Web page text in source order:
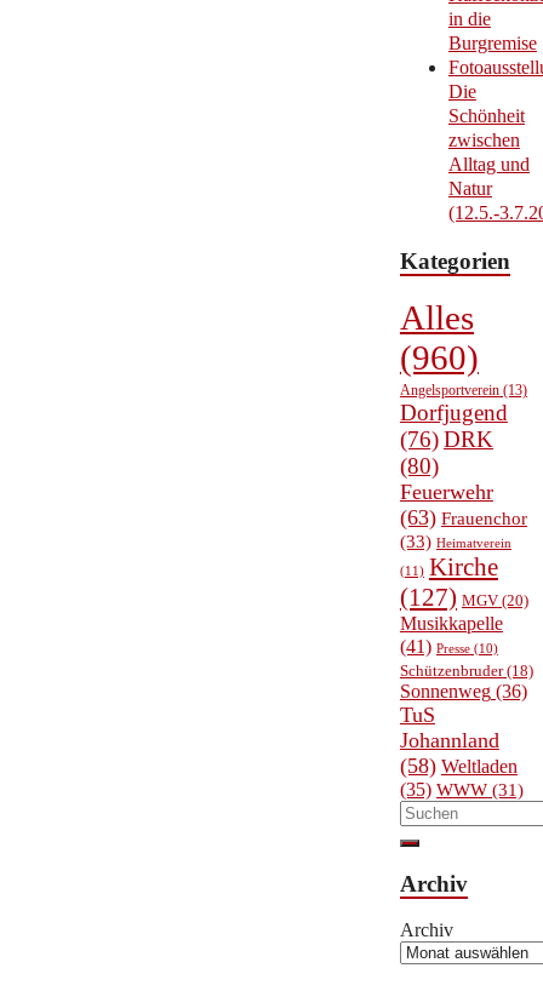
in die
Burgremise
Die
Schönheit
zwischen
Alltag und
Natur
(12.5.-
Kategorien
Alles
(960)
Angelsportverein(13)
Dorfjugend
(76)DRK
(80)
Feuerwehr
(63) Frauenchor
(33) Heimatverein
(11) Kirche
(127) MGV(20)
Musikkapelle
(41) Presse(10)
Schützenbruder(18)
Sonnenweg(36)
TuS
Johannland
(58) Weltladen
(35) WWW(31)
Archiv
Archiv